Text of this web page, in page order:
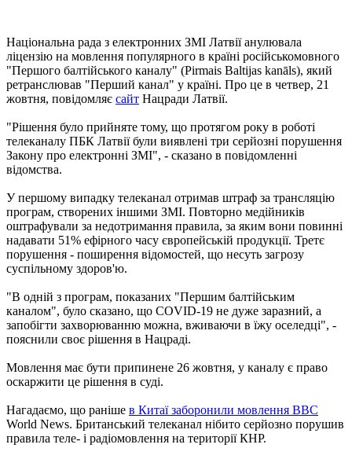
Національна рада з електронних ЗМІ Латвії анулювала
ліцензію на мовлення популярного в країні російськомовного
"Першого балтійського каналу" (Pirmais Baltijas kanāls), який
ретранслював "Перший канал" у країні. Про це в четвер, 21
жовтня, повідомляє сайт Нацради Латвії.
"Рішення було прийняте тому, що протягом року в роботі
телеканалу ПБК Латвії були виявлені три серйозні порушення
Закону про електронні ЗМІ", - сказано в повідомленні
відомства.
У першому випадку телеканал отримав штраф за трансляцію
програм, створених іншими ЗМІ. Повторно медійників
оштрафували за недотримання правила, за яким вони повинні
надавати 51% ефірного часу європейській продукції. Третє
порушення - поширення відомостей, що несуть загрозу
суспільному здоров'ю.
"В одній з програм, показаних "Першим балтійським
каналом", було сказано, що COVID-19 не дуже заразний, а
запобігти захворюванню можна, вживаючи в їжу оселедці", -
пояснили своє рішення в Нацраді.
Мовлення має бути припинене 26 жовтня, у каналу є право
оскаржити це рішення в суді.
Нагадаємо, що раніше в Китаї заборонили мовлення BBC
World News. Британський телеканал нібито серйозно порушив
правила теле- і радіомовлення на території КНР.